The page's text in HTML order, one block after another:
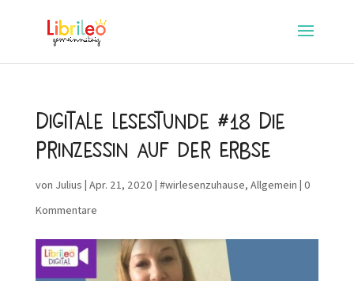
Digitale Lesestunde #18 Die
Prinzessin auf der Erbse
von Julius | Apr. 21, 2020 | #wirlesenzuhause, Allgemein | 0
Kommentare